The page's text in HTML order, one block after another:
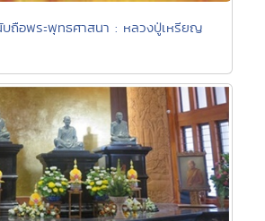
ถือพระพุทธศาสนา : หลวงปู่เหรียญ